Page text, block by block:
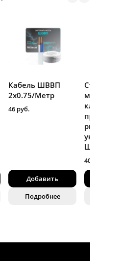
Кабель ШВВП
2х0.75/Метр
46 руб.
Добавить
Подробнее
клемма
рычагом
Шт
40 руб.